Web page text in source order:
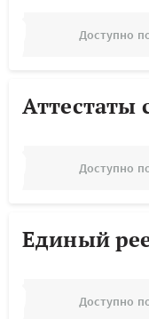
Доступно
Аттестаты
Доступно
Единый
Доступно